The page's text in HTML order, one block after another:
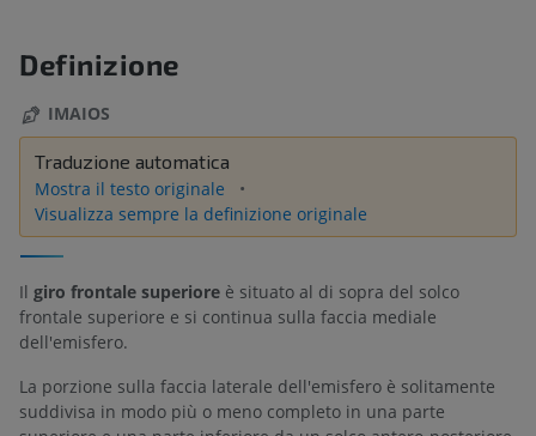
Definizione
IMAIOS
Traduzione automatica
Mostra il testo originale
Visualizza sempre la definizione originale
Il giro frontale superiore è situato al di sopra del solco
frontale superiore e si continua sulla faccia mediale
dell'emisfero.
La porzione sulla faccia laterale dell'emisfero è solitamente
suddivisa in modo più o meno completo in una parte